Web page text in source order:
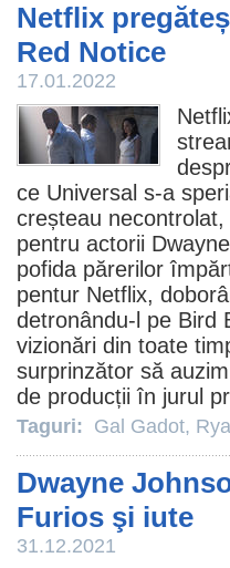
Netflix
Red Notice
17.01.2022
ce Universal s-a
creșteau
pentru actorii
pofida părerilor
pentur Netflix,
detronându-l pe Bird
vizionări din toate
surprinzător să
de producții în jurul
Taguri: Gal Gadot,
Dwayne
Furios şi iute
31.12.2021